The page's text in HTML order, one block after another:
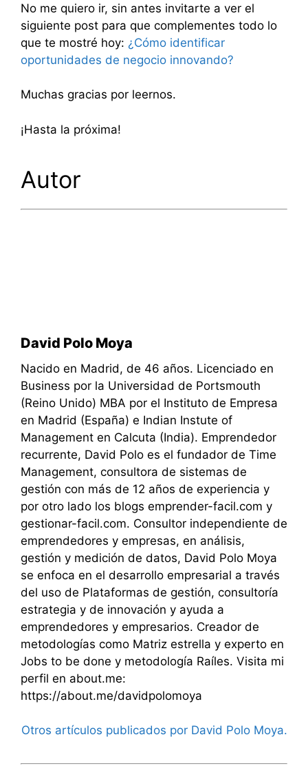
No me quiero ir, sin antes invitarte a ver el
siguiente post para que complementes todo lo
que te mostré hoy: ¿Cómo identificar
oportunidades de negocio innovando?
Muchas gracias por leernos.
¡Hasta la próxima!
Autor
David Polo Moya
Nacido en Madrid, de 46 años. Licenciado en
Business por la Universidad de Portsmouth
(Reino Unido) MBA por el Instituto de Empresa
en Madrid (España) e Indian Instute of
Management en Calcuta (India). Emprendedor
recurrente, David Polo es el fundador de Time
Management, consultora de sistemas de
gestión con más de 12 años de experiencia y
por otro lado los blogs emprender-facil.com y
gestionar-facil.com. Consultor independiente de
emprendedores y empresas, en análisis,
gestión y medición de datos, David Polo Moya
se enfoca en el desarrollo empresarial a través
del uso de Plataformas de gestión, consultoría
estrategia y de innovación y ayuda a
emprendedores y empresarios. Creador de
metodologías como Matriz estrella y experto en
Jobs to be done y metodología Raíles. Visita mi
perfil en about.me:
https://about.me/davidpolomoya
Otros artículos publicados por David Polo Moya.